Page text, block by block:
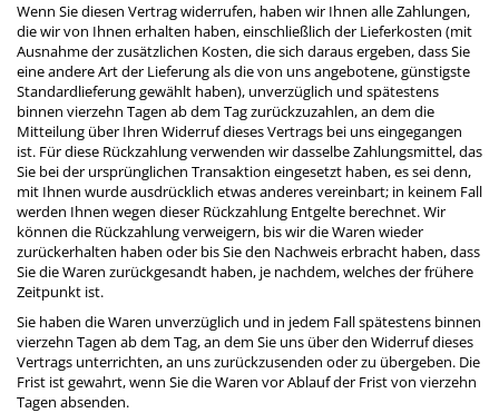
Wenn Sie diesen Vertrag widerrufen, haben wir Ihnen alle Zahlungen,
die wir von Ihnen erhalten haben, einschließlich der Lieferkosten (mit
Ausnahme der zusätzlichen Kosten, die sich daraus ergeben, dass Sie
eine andere Art der Lieferung als die von uns angebotene, günstigste
Standardlieferung gewählt haben), unverzüglich und spätestens
binnen vierzehn Tagen ab dem Tag zurückzuzahlen, an dem die
Mitteilung über Ihren Widerruf dieses Vertrags bei uns eingegangen
ist. Für diese Rückzahlung verwenden wir dasselbe Zahlungsmittel, das
Sie bei der ursprünglichen Transaktion eingesetzt haben, es sei denn,
mit Ihnen wurde ausdrücklich etwas anderes vereinbart; in keinem Fall
werden Ihnen wegen dieser Rückzahlung Entgelte berechnet. Wir
können die Rückzahlung verweigern, bis wir die Waren wieder
zurückerhalten haben oder bis Sie den Nachweis erbracht haben, dass
Sie die Waren zurückgesandt haben, je nachdem, welches der frühere
Zeitpunkt ist.
Sie haben die Waren unverzüglich und in jedem Fall spätestens binnen
vierzehn Tagen ab dem Tag, an dem Sie uns über den Widerruf dieses
Vertrags unterrichten, an uns zurückzusenden oder zu übergeben. Die
Frist ist gewahrt, wenn Sie die Waren vor Ablauf der Frist von vierzehn
Tagen absenden.